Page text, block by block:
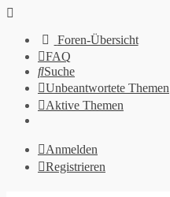
Foren-Übersicht
FAQ
Suche
Unbeantwortete Themen
Aktive Themen
Anmelden
Registrieren